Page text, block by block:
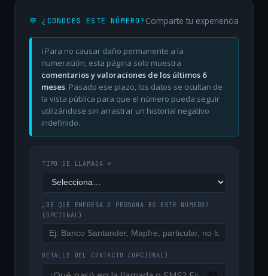
💬 ¿CONOCES ESTE NÚMERO? Comparte tu experiencia
ℹ️ Para no causar daño permanente a la
numeración, esta página solo muestra
comentarios y valoraciones de los últimos 6
meses. Pasado ese plazo, los datos se ocultan de
la vista pública para que el número pueda seguir
utilizándose sin arrastrar un historial negativo
indefinido.
TIPO DE LLAMADA *
¿DE QUÉ EMPRESA O PERSONA ES ESTE NÚMERO?
(OPCIONAL)
DETALLE DEL CONTACTO (OPCIONAL)